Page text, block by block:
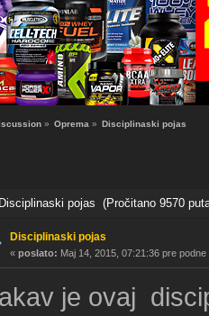
» Oprema » Disciplinaski pojas
pojas (Pročitano 9570
Disciplinaski pojas
« poslato: Maj 14, 2015, 07:21:36 pre podne
je ovaj